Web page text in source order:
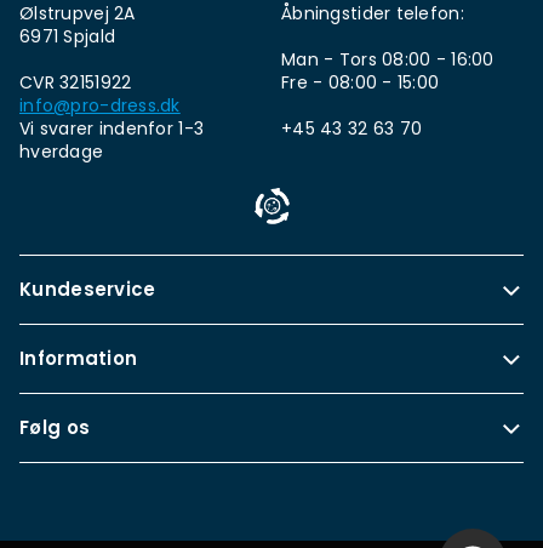
Ølstrupvej 2A
6971 Spjald
CVR 32151922
info@pro-dress.dk
Vi svarer indenfor 1-3
hverdage
Åbningstider telefon:
Man - Tors 08:00 - 16:00
Fre - 08:00 - 15:00
+45 43 32 63 70
Kundeservice
Information
Følg os